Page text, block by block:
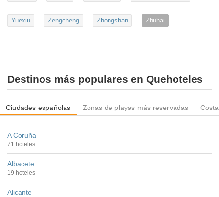
Yuexiu Zengcheng Zhongshan Zhuhai
Destinos más populares en Quehoteles
Ciudades españolas Zonas de playas más reservadas
A Coruña
71 hoteles
Albacete
19 hoteles
Alicante